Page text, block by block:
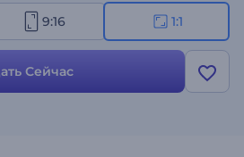
своими пожеланиями с
анимированного шаблона. Шаблон
на торжества и многого другого.
9:16 1:1
Сейчас